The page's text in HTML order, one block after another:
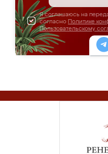
Я соглашаюсь на
согласно Политике
Пользовательскому